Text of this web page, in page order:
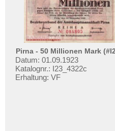
Pirna - 50 Millionen Mark
Datum: 01.09.1923
Katalognr.: I23_4322c
Erhaltung: VF